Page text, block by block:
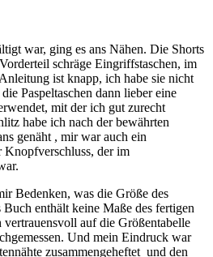
war, ging es ans Nähen. Die Shorts
schräge Eingriffstaschen, im
ist knapp, ich habe sie nicht
Paspeltaschen dann lieber eine
mit der ich gut zurecht
habe ich nach der bewährten
genäht , mir war auch ein
Knopfverschluss, der im
Bedenken, was die Größe des
enthält keine Maße des fertigen
auf die Größentabelle
Und mein Eindruck war
zusammengeheftet und den